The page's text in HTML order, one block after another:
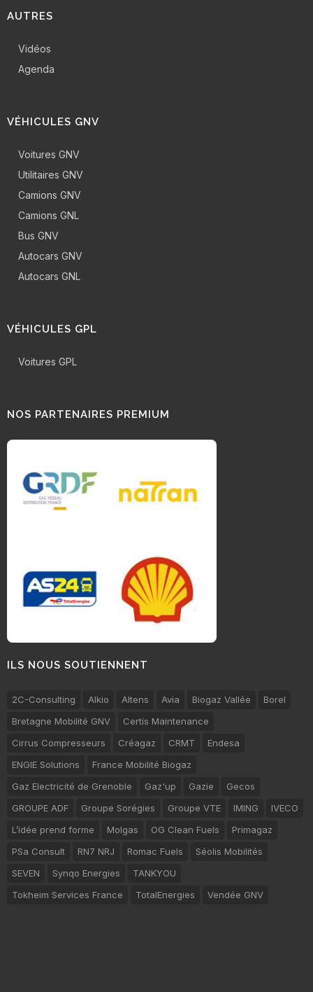
AUTRES
Vidéos
Agenda
VÉHICULES GNV
Voitures GNV
Utilitaires GNV
Camions GNV
Camions GNL
Bus GNV
Autocars GNV
Autocars GNL
VÉHICULES GPL
Voitures GPL
NOS PARTENAIRES PREMIUM
ILS NOUS SOUTIENNENT
2C-Consulting Alkio Altens Avia Biogaz Vallée
Borel
Bretagne Mobilité GNV
Certis Maintenance
Cirrus Compresseurs
Créagaz CRMT
Endesa
ENGIE Solutions
France Mobilité Biogaz
Gaz Electricité de Grenoble
Gaz'up Gazie
Gecos
GROUPE ADF
Groupe Sorégies Groupe VTE IMING
IVECO
L’idée prend forme
Molgas OG Clean Fuels
Primagaz
PSa Consult
RN7 NRJ Romac Fuels
Séolis Mobilités
SEVEN
Synqo Energies
TANKYOU
Tokheim Services France
TotalEnergies Vendée GNV